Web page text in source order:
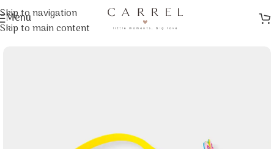
Skip to navigation
Skip to main content
Menu
Αρχική σελίδα/Νέες Παραλαβές